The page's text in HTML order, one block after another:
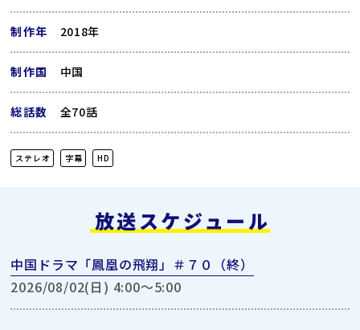
制作年 2018年
制作国 中国
総話数 全70話
ステレオ 字幕 HD
放送スケジュール
中国ドラマ「鳳凰の飛翔」＃７０（終）
2026/08/02(日) 4:00〜5:00